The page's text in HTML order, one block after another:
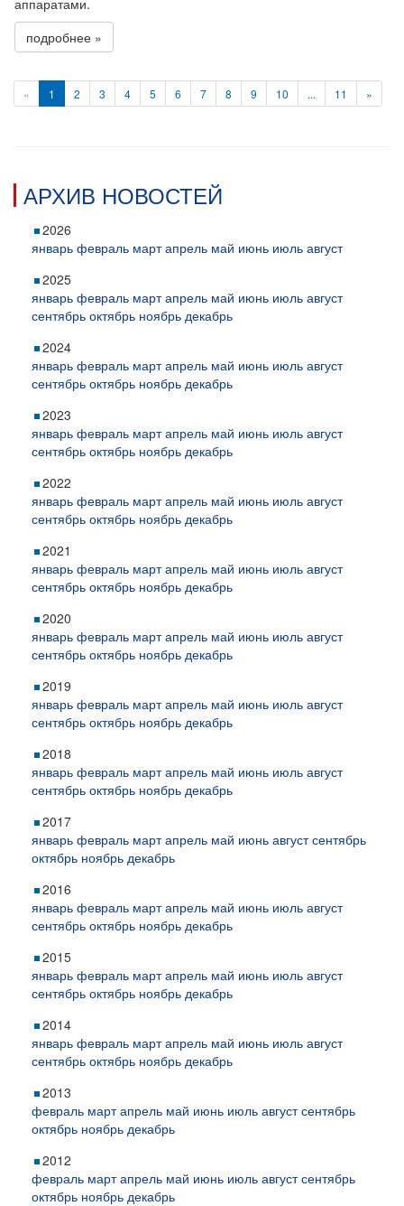
аппаратами.
подробнее »
« 1 2 3 4 5 6 7 8 9 10 ... 11 »
АРХИВ НОВОСТЕЙ
2026
январь февраль март апрель май июнь июль август
2025
январь февраль март апрель май июнь июль август
сентябрь октябрь ноябрь декабрь
2024
январь февраль март апрель май июнь июль август
сентябрь октябрь ноябрь декабрь
2023
январь февраль март апрель май июнь июль август
сентябрь октябрь ноябрь декабрь
2022
январь февраль март апрель май июнь июль август
сентябрь октябрь ноябрь декабрь
2021
январь февраль март апрель май июнь июль август
сентябрь октябрь ноябрь декабрь
2020
январь февраль март апрель май июнь июль август
сентябрь октябрь ноябрь декабрь
2019
январь февраль март апрель май июнь июль август
сентябрь октябрь ноябрь декабрь
2018
январь февраль март апрель май июнь июль август
сентябрь октябрь ноябрь декабрь
2017
январь февраль март апрель май июнь август сентябрь
октябрь ноябрь декабрь
2016
январь февраль март апрель май июнь июль август
сентябрь октябрь ноябрь декабрь
2015
январь февраль март апрель май июнь июль август
сентябрь октябрь ноябрь декабрь
2014
январь февраль март апрель май июнь июль август
сентябрь октябрь ноябрь декабрь
2013
февраль март апрель май июнь июль август сентябрь
октябрь ноябрь декабрь
2012
февраль март апрель май июнь июль август сентябрь
октябрь ноябрь декабрь